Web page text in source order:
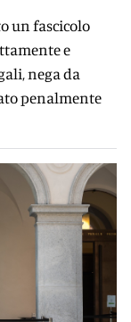
un fascicolo
e
nega da
penalmente